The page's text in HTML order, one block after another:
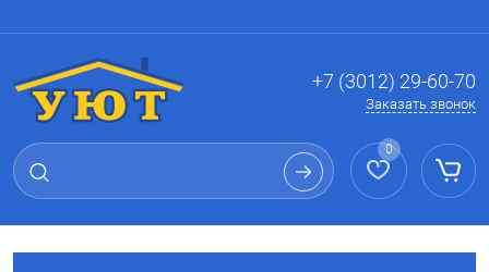
+7 (3012) 29-60-70
Заказать звонок
0